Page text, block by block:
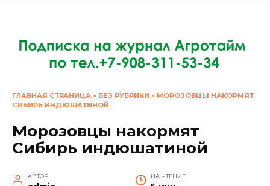
ГЛАВНАЯ СТРАНИЦА » БЕЗ РУБРИКИ » МОРОЗОВЦЫ НАКОРМЯТ
СИБИРЬ ИНДЮШАТИНОЙ
Морозовцы накормят
Сибирь индюшатиной
АВТОР НА ЧТЕНИЕ